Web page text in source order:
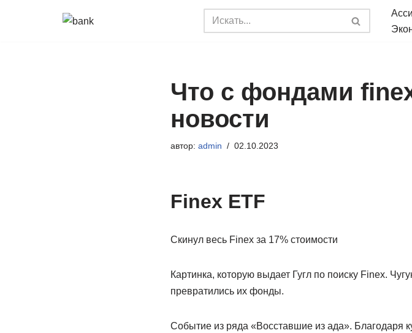
Что с фондами
новости
автор: admin 02.10.2023
Finex ETF
Скинул весь Finex за 17% стоимости
Картинка, которую выдает Гугл по поиску Finex.
превратились их фонды.
Событие из ряда «Восставшие из ада». Благодаря